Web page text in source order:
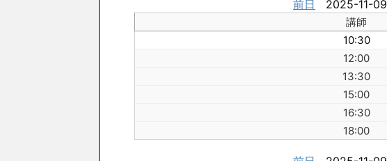
前日 2025-11-09
講師
10:30
12:00
13:30
15:00
16:30
18:00